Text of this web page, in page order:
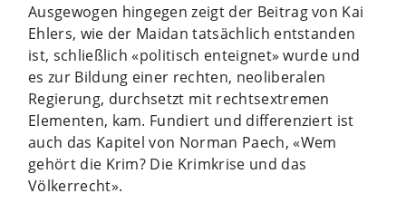
Ausgewogen hingegen zeigt der Beitrag von Kai
Ehlers, wie der Maidan tatsächlich entstanden
ist, schließlich «politisch enteignet» wurde und
es zur Bildung einer rechten, neoliberalen
Regierung, durchsetzt mit rechtsextremen
Elementen, kam. Fundiert und differenziert ist
auch das Kapitel von Norman Paech, «Wem
gehört die Krim? Die Krimkrise und das
Völkerrecht».